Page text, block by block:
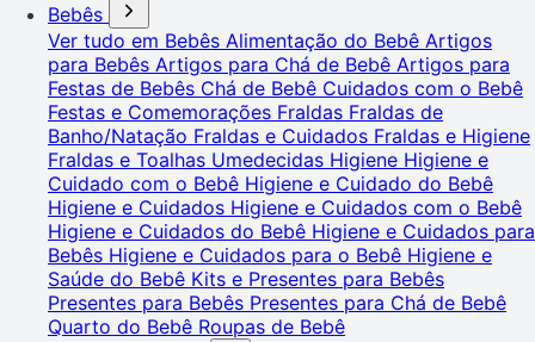
Bebês
Ver tudo em Bebês Alimentação do Bebê Artigos
para Bebês Artigos para Chá de Bebê Artigos para
Festas de Bebês Chá de Bebê Cuidados com o Bebê
Festas e Comemorações Fraldas Fraldas de
Banho/Natação Fraldas e Cuidados Fraldas e Higiene
Fraldas e Toalhas Umedecidas Higiene Higiene e
Cuidado com o Bebê Higiene e Cuidado do Bebê
Higiene e Cuidados Higiene e Cuidados com o Bebê
Higiene e Cuidados do Bebê Higiene e Cuidados para
Bebês Higiene e Cuidados para o Bebê Higiene e
Saúde do Bebê Kits e Presentes para Bebês
Presentes para Bebês Presentes para Chá de Bebê
Quarto do Bebê Roupas de Bebê